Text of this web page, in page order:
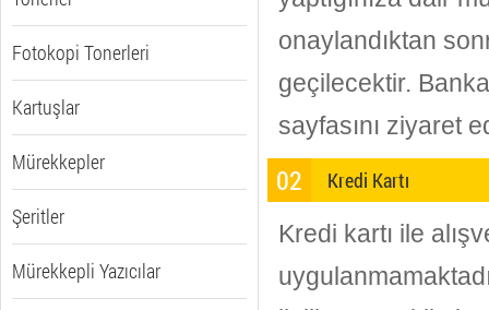
Fotokopi Tonerleri
Kartuşlar
Mürekkepler
Şeritler
Mürekkepli Yazıcılar
onaylandıktan
geçilecektir.
sayfasını ziyaret
02 Kredi Kartı
Kredi kartı ile